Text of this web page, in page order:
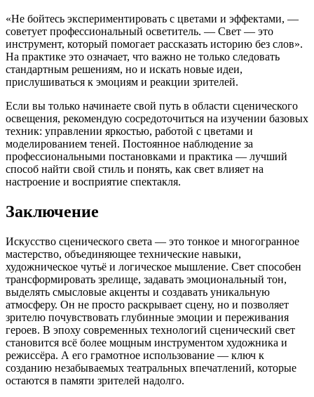
«Не бойтесь экспериментировать с цветами и эффектами, —
советует профессиональный осветитель. — Свет — это
инструмент, который помогает рассказать историю без слов».
На практике это означает, что важно не только следовать
стандартным решениям, но и искать новые идеи,
прислушиваться к эмоциям и реакции зрителей.
Если вы только начинаете свой путь в области сценического
освещения, рекомендую сосредоточиться на изучении базовых
техник: управлении яркостью, работой с цветами и
моделированием теней. Постоянное наблюдение за
профессиональными постановками и практика — лучший
способ найти свой стиль и понять, как свет влияет на
настроение и восприятие спектакля.
Заключение
Искусство сценического света — это тонкое и многогранное
мастерство, объединяющее технические навыки,
художническое чутьё и логическое мышление. Свет способен
трансформировать зрелище, задавать эмоциональный тон,
выделять смысловые акценты и создавать уникальную
атмосферу. Он не просто раскрывает сцену, но и позволяет
зрителю почувствовать глубинные эмоции и переживания
героев. В эпоху современных технологий сценический свет
становится всё более мощным инструментом художника и
режиссёра. А его грамотное использование — ключ к
созданию незабываемых театральных впечатлений, которые
остаются в памяти зрителей надолго.